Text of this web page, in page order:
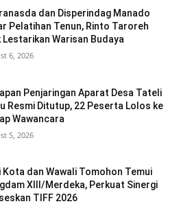
dan Disperindag Manado
Pelatihan Tenun, Rinto Taroreh
Lestarikan Warisan Budaya
6, 2026
Penjaringan Aparat Desa Tateli
Resmi Ditutup, 22 Peserta Lolos ke
Wawancara
5, 2026
Kota dan Wawali Tomohon Temui
XIII/Merdeka, Perkuat Sinergi
TIFF 2026